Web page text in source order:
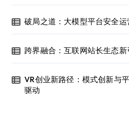
破局之道：大模型平台安全运
跨界融合：互联网站长生态新
VR创业新路径：模式创新与
驱动